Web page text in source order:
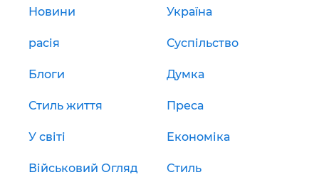
Новини Україна
расія Суспільство
Блоги Думка
Стиль життя Преса
У світі Економіка
Військовий Огляд Стиль